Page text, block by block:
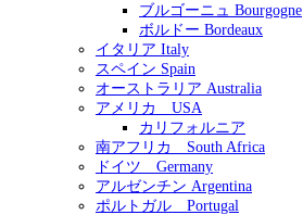
ブルゴーニュ Bourgogne
ボルドー Bordeaux
イタリア Italy
スペイン Spain
オーストラリア Australia
アメリカ USA
カリフォルニア
南アフリカ South Africa
ドイツ Germany
アルゼンチン Argentina
ポルトガル Portugal